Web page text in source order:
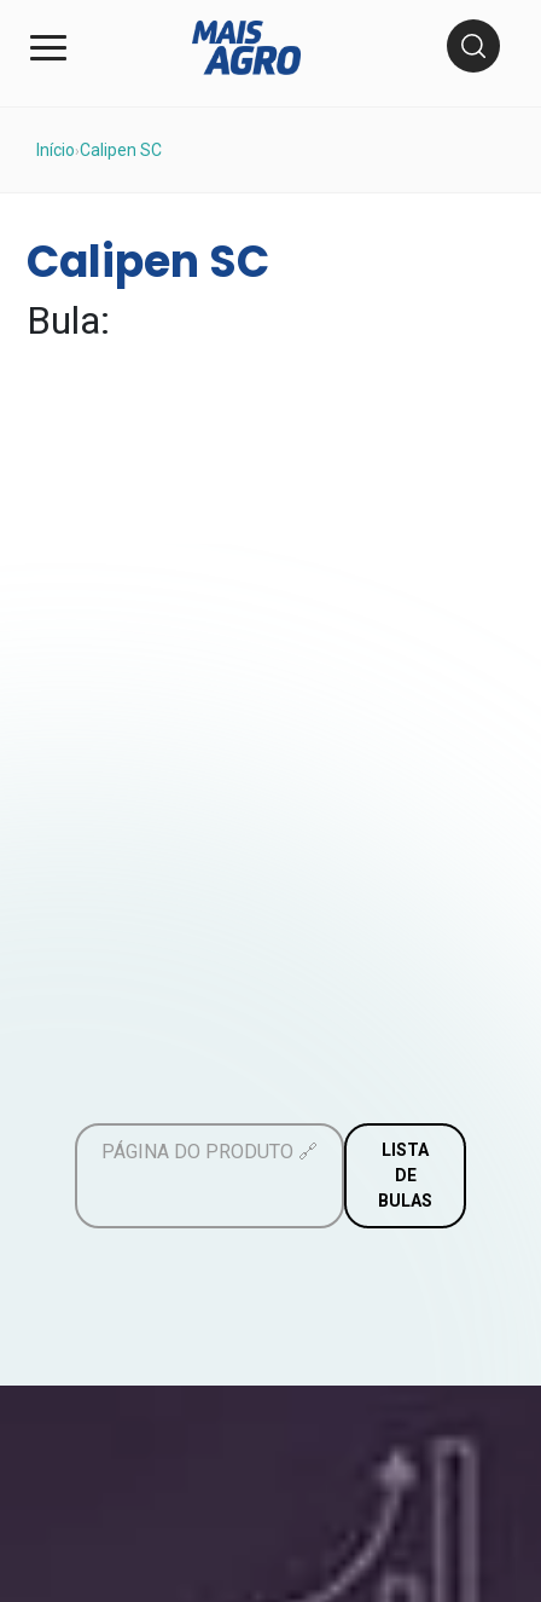
Início›Calipen SC
Calipen SC
Bula:
PÁGINA DO PRODUTO 🔗
LISTA
DE
BULAS